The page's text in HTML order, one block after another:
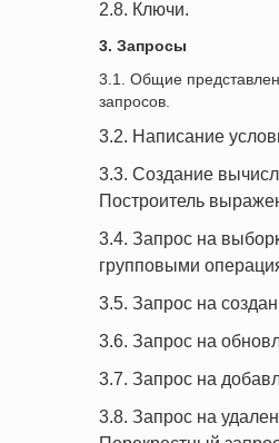
2.8. Ключи.
3. Запросы
3.1. Общие
запросов.
3.2. Написание
3.3. Создание
Построитель
3.4. Запрос на
групповыми
3.5. Запрос на
3.6. Запрос на
3.7. Запрос на
3.8. Запрос на